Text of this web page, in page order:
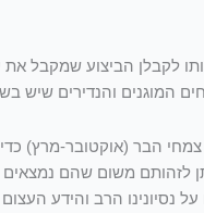
לקבלן הביצוע שמקבל
המוגנים והנדירים שיש
הבר (אוקטובר-מרץ) כדי
לזהותם משום שהם
הרב והידע